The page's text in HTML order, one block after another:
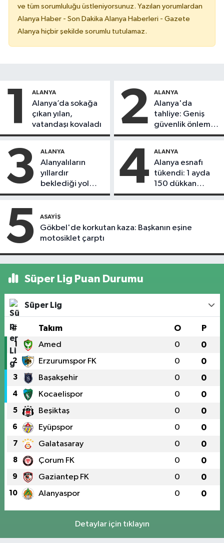
ve tüm sorumluluğu üstleniyorsunuz. Yazılan yorumlardan
Alanya Haber - Son Dakika Alanya Haberleri - Gazete
Alanya hiçbir şekilde sorumlu tutulamaz.
1 ALANYA
Alanya’da sokağa
çıkan yılan,
vatandaşı kovaladı
2 ALANYA
Alanya'da
tahliye: Geniş
güvenlik önlemi
alındı
3 ALANYA
Alanyalıların
yıllardır
beklediği yol
askıdan döndü
4 ALANYA
Alanya esnafı
tükendi: 1 ayda
150 dükkan
kapandı
5 ASAYIŞ
Gökbel'de korkutan kaza: Başkanın eşine
motosiklet çarptı
Süper Lig Puan Durumu
Süper Lig
# Takım O P
1 Amed 0 0
2 Erzurumspor FK 0 0
3 Başakşehir 0 0
4 Kocaelispor 0 0
5 Beşiktaş 0 0
6 Eyüpspor 0 0
7 Galatasaray 0 0
8 Çorum FK 0 0
9 Gaziantep FK 0 0
10 Alanyaspor 0 0
Detaylar için tıklayın